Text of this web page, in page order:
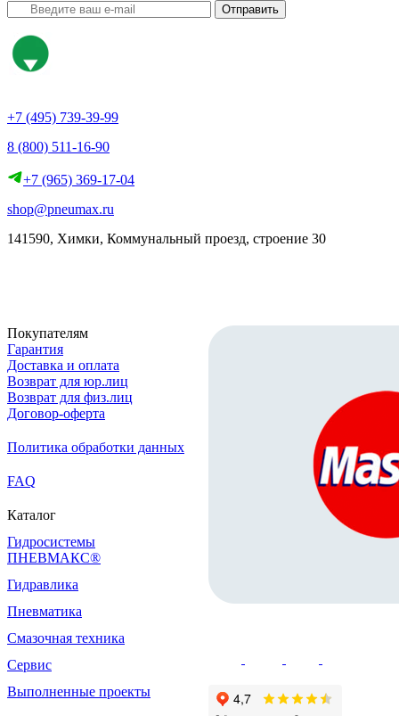
Отправить
+7 (495) 739-39-99
8 (800) 511-16-90
+7 (965) 369-17-04
shop@pneumax.ru
141590, Химки, Коммунальный проезд, строение 30
Покупателям
Гарантия
Доставка и оплата
Возврат для юр.лиц
Возврат для физ.лиц
Договор-оферта
Политика обработки данных
FAQ
Каталог
Гидросистемы
ПНЕВМАКС®
Гидравлика
Пневматика
Смазочная техника
Сервис
Выполненные проекты